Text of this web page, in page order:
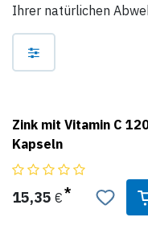
Ihrer natürlichen
Zink mit Vitamin C
Kapseln
15,35 €